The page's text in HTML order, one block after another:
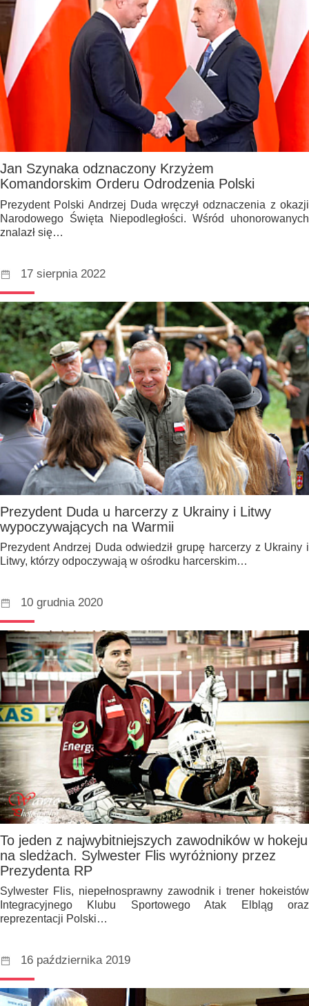
Jan Szynaka odznaczony Krzyżem
Komandorskim Orderu Odrodzenia Polski
Prezydent Polski Andrzej Duda wręczył odznaczenia z okazji
Narodowego Święta Niepodległości. Wśród uhonorowanych
znalazł się…
17 sierpnia 2022
Prezydent Duda u harcerzy z Ukrainy i Litwy
wypoczywających na Warmii
Prezydent Andrzej Duda odwiedził grupę harcerzy z Ukrainy i
Litwy, którzy odpoczywają w ośrodku harcerskim…
10 grudnia 2020
To jeden z najwybitniejszych zawodników w hokeju
na sledżach. Sylwester Flis wyróżniony przez
Prezydenta RP
Sylwester Flis, niepełnosprawny zawodnik i trener hokeistów
Integracyjnego Klubu Sportowego Atak Elbląg oraz
reprezentacji Polski…
16 października 2019